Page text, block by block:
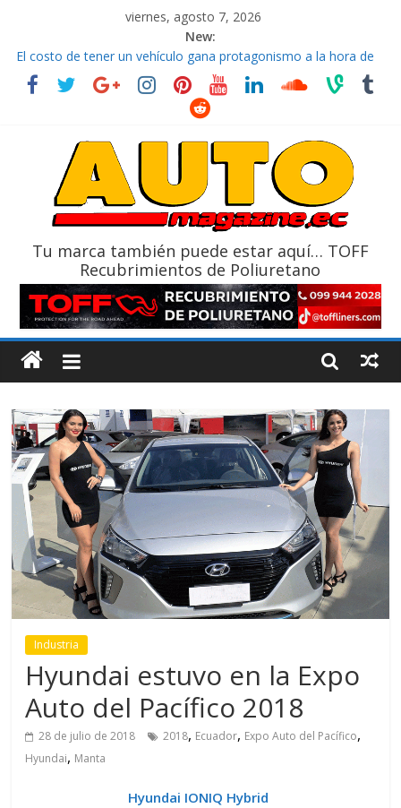
viernes, agosto 7, 2026
New:
El costo de tener un vehículo gana protagonismo a la hora de
decidir
Ultima película ‘Spider‑Man: Brand New Day’ pone en escena a
La Vuelta al Ecuador 2026, edición 47ª, recorre 7 provincias en 8
La FEDAK recibe 12 Sinotruk Bolden para cubrir las rutas de La
Tu marca también puede estar aquí… TOFF
Recubrimientos de Poliuretano
Industria
Hyundai estuvo en la Expo
Auto del Pacífico 2018
28 de julio de 2018 2018, Ecuador, Expo Auto del Pacífico,
Hyundai, Manta
Hyundai IONIQ Hybrid